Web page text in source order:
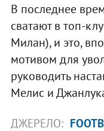
В последнее
сватают в топ-
Милан), и это,
мотивом для
руководить
Мелис и
ДЖЕРЕЛО: